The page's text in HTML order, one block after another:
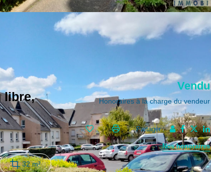
libre,
32 m²
Vendu
Honoraires à la charge du vendeur
Partager :
Nos honoraires